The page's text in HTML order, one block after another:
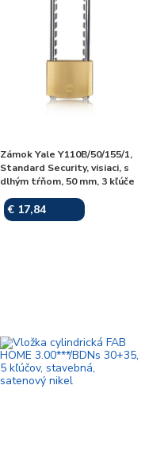
Zámok Yale Y110B/50/155/1,
Standard Security, visiaci, s
dlhým tŕňom, 50 mm, 3 kľúče
€ 17,84